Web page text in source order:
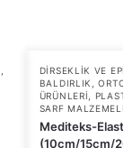
,
DIRSEKLIK VE
BALDIRLIK ,
ÜRÜNLERI,
SARF
Mediteks-
(10cm/15cm/